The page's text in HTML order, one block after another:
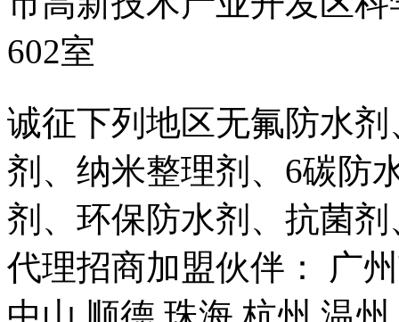
602室
诚征下列地区无氟防水
剂、纳米整理剂、6碳防
剂、环保防水剂、抗菌
代理招商加盟伙伴： 广